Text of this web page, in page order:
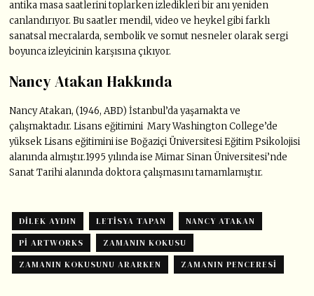
antika masa saatlerini toplarken izledikleri bir anı yeniden
canlandırıyor. Bu saatler mendil, video ve heykel gibi farklı
sanatsal mecralarda, sembolik ve somut nesneler olarak sergi
boyunca izleyicinin karşısına çıkıyor.
Nancy Atakan Hakkında
Nancy Atakan, (1946, ABD) İstanbul’da yaşamakta ve
çalışmaktadır. Lisans eğitimini Mary Washington College’de
yüksek Lisans eğitimini ise Boğaziçi Üniversitesi Eğitim Psikolojisi
alanında almıştır.1995 yılında ise Mimar Sinan Üniversitesi’nde
Sanat Tarihi alanında doktora çalışmasını tamamlamıştır.
DILEK AYDIN LETISYA TAPAN
NANCY ATAKAN
PI ARTWORKS
ZAMANIN KOKUSU
ZAMANIN KOKUSUNU ARARKEN
ZAMANIN PENCERESI